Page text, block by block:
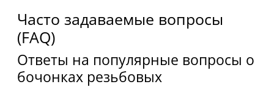
Часто задаваемые вопросы
(FAQ)
Ответы на популярные вопросы о
бочонках резьбовых